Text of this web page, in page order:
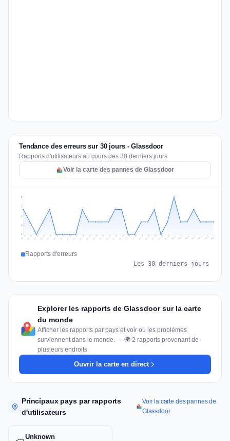
Tendance des erreurs sur 30 jours - Glassdoor
Rapports d'utilisateurs au cours des 30 derniers jours
Voir la carte des pannes de Glassdoor
1
2
2
3
Jul 9 Jul 10 Jul 11 Jul 12 Jul 13 Jul 14 Jul 15 Jul 16 Jul 17 Jul 18 Jul 19 Jul 20 Jul 21 Jul 22 Jul 23 Jul 24 Jul 25 Jul 26 Jul 27 Jul 28 Jul 29 Jul 30 Jul 31 Aug 1 Aug 2 Aug 3 Aug 4 Aug 5 Aug 6 Aug 7
Rapports d'erreurs
Les 30 derniers jours
Explorer les rapports de Glassdoor sur la carte
du monde
Afficher les rapports par pays et voir où les problèmes
surviennent dans le monde. — 🌍 2 rapports provenant de
plusieurs endroits
Ouvrir la carte en direct
Principaux pays par rapports
d'utilisateurs
Voir la carte des pannes de
Glassdoor
Unknown